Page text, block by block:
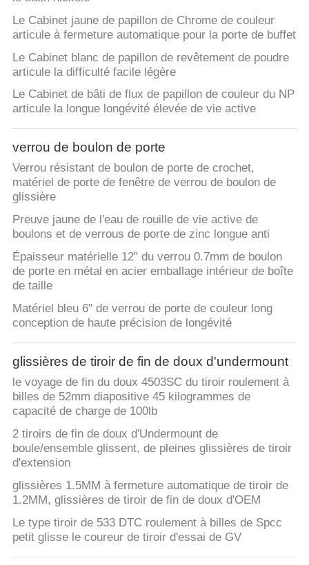
Le Cabinet jaune de papillon de Chrome de couleur
articule à fermeture automatique pour la porte de buffet
Le Cabinet blanc de papillon de revêtement de poudre
articule la difficulté facile légère
Le Cabinet de bâti de flux de papillon de couleur du NP
articule la longue longévité élevée de vie active
verrou de boulon de porte
Verrou résistant de boulon de porte de crochet,
matériel de porte de fenêtre de verrou de boulon de
glissière
Preuve jaune de l'eau de rouille de vie active de
boulons et de verrous de porte de zinc longue anti
Épaisseur matérielle 12" du verrou 0.7mm de boulon
de porte en métal en acier emballage intérieur de boîte
de taille
Matériel bleu 6" de verrou de porte de couleur long
conception de haute précision de longévité
glissières de tiroir de fin de doux d'undermount
le voyage de fin du doux 4503SC du tiroir roulement à
billes de 52mm diapositive 45 kilogrammes de
capacité de charge de 100lb
2 tiroirs de fin de doux d'Undermount de
boule/ensemble glissent, de pleines glissières de tiroir
d'extension
glissières 1.5MM à fermeture automatique de tiroir de
1.2MM, glissières de tiroir de fin de doux d'OEM
Le type tiroir de 533 DTC roulement à billes de Spcc
petit glisse le coureur de tiroir d'essai de GV